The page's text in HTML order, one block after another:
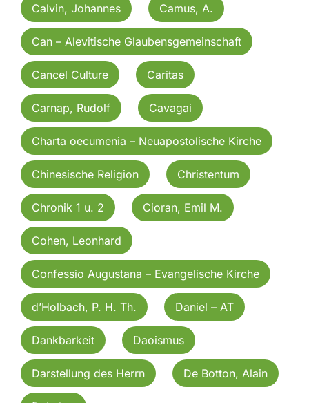
Calvin, Johannes Camus, A.
Can – Alevitische Glaubensgemeinschaft
Cancel Culture Caritas
Carnap, Rudolf Cavagai
Charta oecumenia – Neuapostolische Kirche
Chinesische Religion Christentum
Chronik 1 u. 2 Cioran, Emil M.
Cohen, Leonhard
Confessio Augustana – Evangelische Kirche
d’Holbach, P. H. Th. Daniel – AT
Dankbarkeit Daoismus
Darstellung des Herrn De Botton, Alain